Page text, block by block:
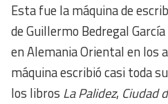
Esta fue la máquina de
de Guillermo Bedregal
en Alemania Oriental en los
máquina escribió casi toda
los libros La Palidez, Ciudad